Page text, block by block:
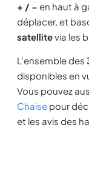
+ / − en haut à
déplacer, et
satellitevia les
L'ensemble des
disponibles en
Vous pouvez
Chaise pour
et les avis des